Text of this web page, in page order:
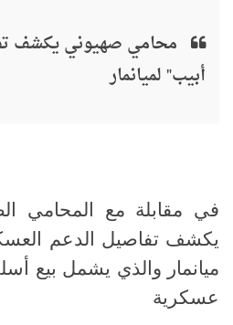
محامي صهيوني يكشف
أبيب" لميانمار
في مقابلة مع المحامي
يكشف تفاصيل الدعم
ميانمار والذي يشمل بيع
عسكرية